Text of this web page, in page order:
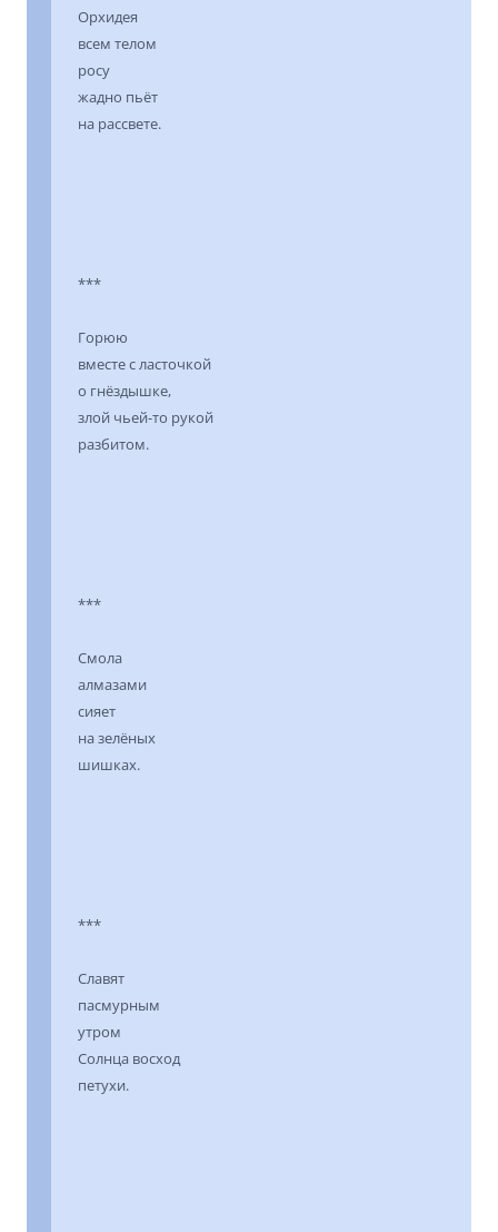
Орхидея
всем телом
росу
жадно пьёт
на рассвете.
***
Горюю
вместе с ласточкой
о гнёздышке,
злой чьей-то рукой
разбитом.
***
Смола
алмазами
сияет
на зелёных
шишках.
***
Славят
пасмурным
утром
Солнца восход
петухи.